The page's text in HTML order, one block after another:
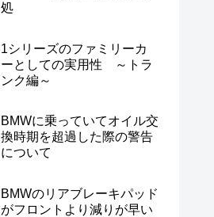
処
1シリーズのファミリーカ
ーとしての実用性 ～トラ
ンク編～
BMWに乗っていてオイル交
換時期を超過した際の警告
について
BMWのリアブレーキパッド
がフロントより減りが早い